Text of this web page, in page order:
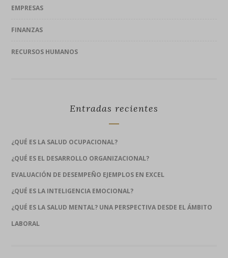
EMPRESAS
FINANZAS
RECURSOS HUMANOS
Entradas recientes
¿QUÉ ES LA SALUD OCUPACIONAL?
¿QUÉ ES EL DESARROLLO ORGANIZACIONAL?
EVALUACIÓN DE DESEMPEÑO EJEMPLOS EN EXCEL
¿QUÉ ES LA INTELIGENCIA EMOCIONAL?
¿QUÉ ES LA SALUD MENTAL? UNA PERSPECTIVA DESDE EL ÁMBITO
LABORAL